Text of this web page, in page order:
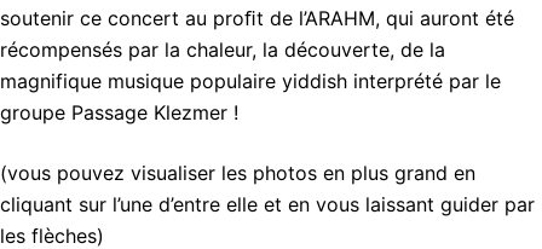
soutenir ce concert au proﬁt de l’ARAHM, qui auront été
récompensés par la chaleur, la découverte, de la
magnifique musique populaire yiddish interprété par le
groupe Passage Klezmer !
(vous pouvez visualiser les photos en plus grand en
cliquant sur l’une d’entre elle et en vous laissant guider par
les flèches)